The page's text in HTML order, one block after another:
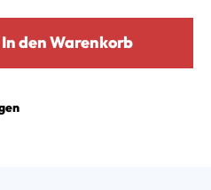
In den Warenkorb